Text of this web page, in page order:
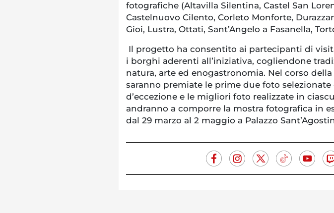
fotografiche (Altavilla Silentina, Castel San
Castelnuovo Cilento, Corleto Monforte,
Gioi, Lustra, Ottati, Sant’Angelo a Fasanella,
Il progetto ha consentito ai partecipanti di
i borghi aderenti all’iniziativa, cogliendone
natura, arte ed enogastronomia. Nel corso
saranno premiate le prime due foto
d’eccezione e le migliori foto realizzate in
andranno a comporre la mostra fotografica in
dal 29 marzo al 2 maggio a Palazzo